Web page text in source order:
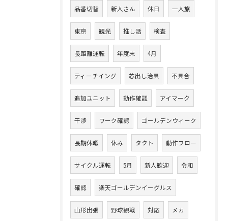
品番切替 新人さん 休日 一人旅
東京 観光 推し活 検査
長距離運転 年度末 4月
ティーチイング 芯出し治具 不具合
追加ユニット 動作確認 アイマーク
干渉 ワーク確認 ゴールデンウィーク
長期休暇 休み タクト 動作フロー
サイクル運転 5月 新人歓迎 令和
確認 楽天ゴールデンイーグルス
山形出張 野球観戦 対応 メカ